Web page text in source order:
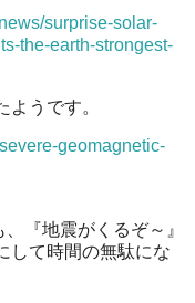
surprise-solar-
the-earth-strongest-
うです。
geomagnetic-
『地震がくるぞ～』
して時間の無駄にな